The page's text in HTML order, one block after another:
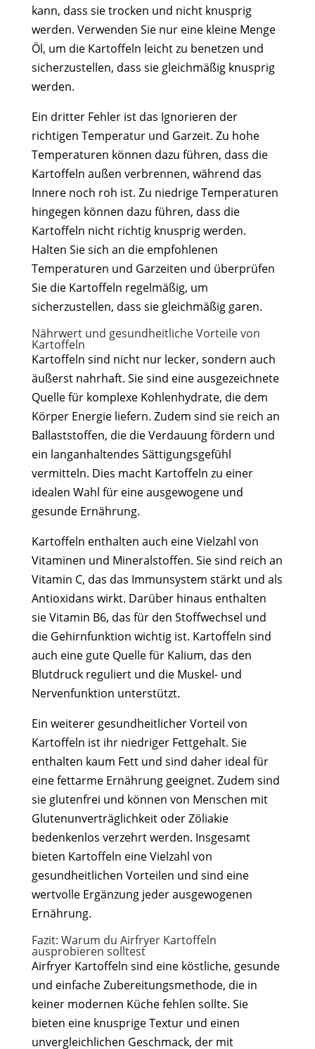
kann, dass sie trocken und nicht knusprig
werden. Verwenden Sie nur eine kleine Menge
Öl, um die Kartoffeln leicht zu benetzen und
sicherzustellen, dass sie gleichmäßig knusprig
werden.
Ein dritter Fehler ist das Ignorieren der
richtigen Temperatur und Garzeit. Zu hohe
Temperaturen können dazu führen, dass die
Kartoffeln außen verbrennen, während das
Innere noch roh ist. Zu niedrige Temperaturen
hingegen können dazu führen, dass die
Kartoffeln nicht richtig knusprig werden.
Halten Sie sich an die empfohlenen
Temperaturen und Garzeiten und überprüfen
Sie die Kartoffeln regelmäßig, um
sicherzustellen, dass sie gleichmäßig garen.
Nährwert und gesundheitliche Vorteile von
Kartoffeln
Kartoffeln sind nicht nur lecker, sondern auch
äußerst nahrhaft. Sie sind eine ausgezeichnete
Quelle für komplexe Kohlenhydrate, die dem
Körper Energie liefern. Zudem sind sie reich an
Ballaststoffen, die die Verdauung fördern und
ein langanhaltendes Sättigungsgefühl
vermitteln. Dies macht Kartoffeln zu einer
idealen Wahl für eine ausgewogene und
gesunde Ernährung.
Kartoffeln enthalten auch eine Vielzahl von
Vitaminen und Mineralstoffen. Sie sind reich an
Vitamin C, das das Immunsystem stärkt und als
Antioxidans wirkt. Darüber hinaus enthalten
sie Vitamin B6, das für den Stoffwechsel und
die Gehirnfunktion wichtig ist. Kartoffeln sind
auch eine gute Quelle für Kalium, das den
Blutdruck reguliert und die Muskel- und
Nervenfunktion unterstützt.
Ein weiterer gesundheitlicher Vorteil von
Kartoffeln ist ihr niedriger Fettgehalt. Sie
enthalten kaum Fett und sind daher ideal für
eine fettarme Ernährung geeignet. Zudem sind
sie glutenfrei und können von Menschen mit
Glutenunverträglichkeit oder Zöliakie
bedenkenlos verzehrt werden. Insgesamt
bieten Kartoffeln eine Vielzahl von
gesundheitlichen Vorteilen und sind eine
wertvolle Ergänzung jeder ausgewogenen
Ernährung.
Fazit: Warum du Airfryer Kartoffeln
ausprobieren solltest
Airfryer Kartoffeln sind eine köstliche, gesunde
und einfache Zubereitungsmethode, die in
keiner modernen Küche fehlen sollte. Sie
bieten eine knusprige Textur und einen
unvergleichlichen Geschmack, der mit